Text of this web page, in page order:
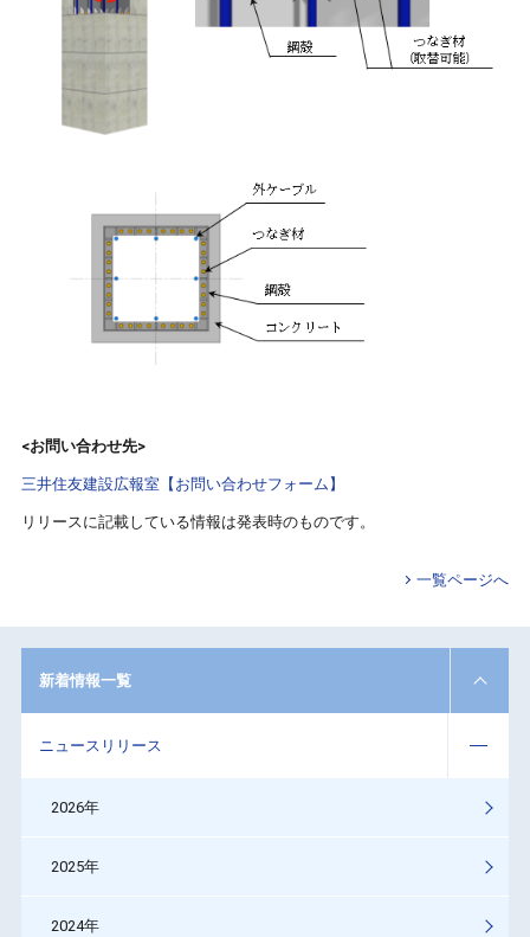
<お問い合わせ先>
三井住友建設広報室【お問い合わせフォーム】
リリースに記載している情報は発表時のものです。
一覧ページへ
新着情報一覧
ニュースリリース
2026年
2025年
2024年